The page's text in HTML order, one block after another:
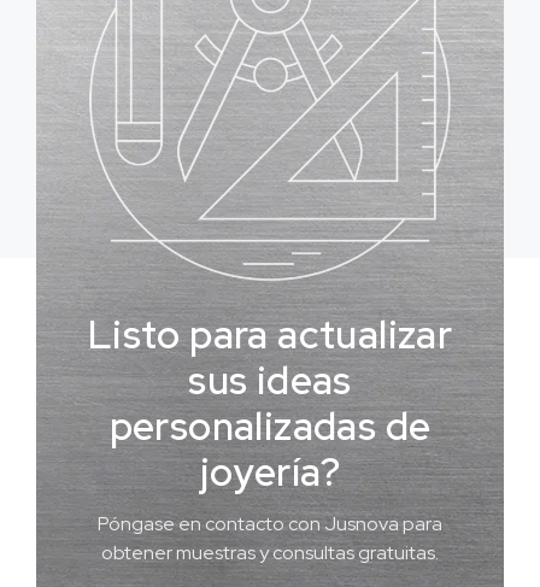
Listo para actualizar
sus ideas
personalizadas de
joyería?
Póngase en contacto con Jusnova para
obtener muestras y consultas gratuitas.